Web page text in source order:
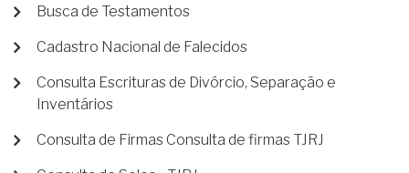
Busca de Testamentos
Cadastro Nacional de Falecidos
Consulta Escrituras de Divórcio, Separação e
Inventários
Consulta de Firmas Consulta de firmas TJRJ